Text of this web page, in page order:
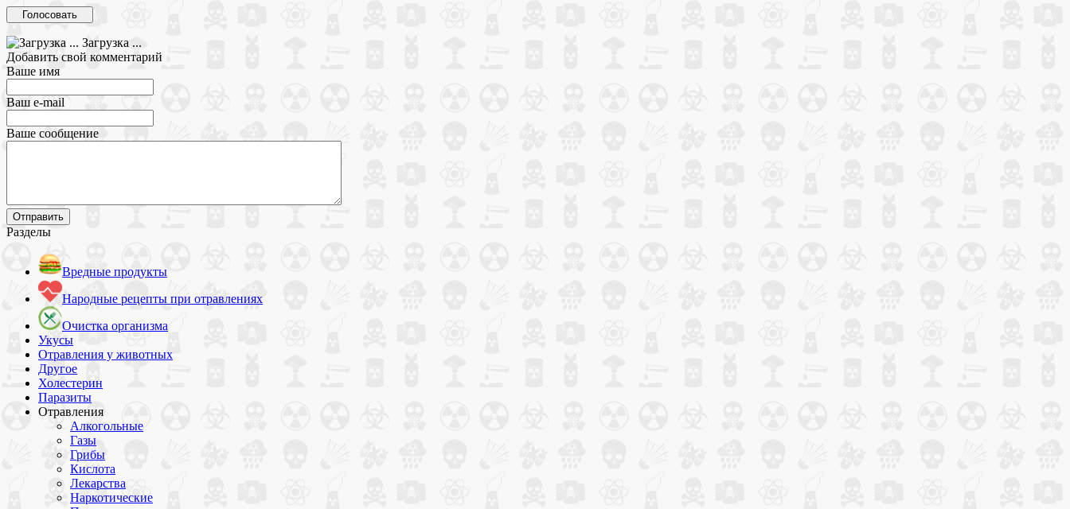
Загрузка ...
Добавить свой комментарий
Ваше имя
Ваш e-mail
Ваше сообщение
Разделы
Вредные продукты
Народные рецепты при отравлениях
Очистка организма
Укусы
Отравления у животных
Другое
Холестерин
Паразиты
Отравления
Алкогольные
Газы
Грибы
Кислота
Лекарства
Наркотические